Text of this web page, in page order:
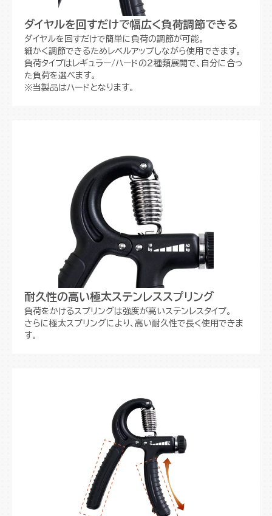
ダイヤルを回すだけで幅広く負荷調節できる
ダイヤルを回すだけで簡単に負荷の調節が可能。
細かく調節できるためレベルアップしながら使用できます。
負荷タイプはレギュラー/ハードの２種類展開で、自分に合っ
た負荷を選べます。
※当製品はハードとなります。
耐久性の高い極太ステンレススプリング
負荷をかけるスプリングは強度が高いステンレスタイプ。
さらに極太スプリングにより、高い耐久性で長く使用できま
す。